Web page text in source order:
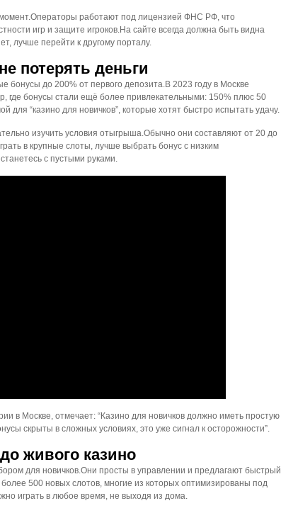
работают под лицензией ФНС РФ, что
игр и защите игроков.На сайте всегда должна быть видна
лучше перейти к другому порталу.
потерять деньги
бонусы до 200% от первого депозита.В 2023 году в Москве
где бонусы стали ещё более привлекательными: 150% плюс 50
для “казино для новичков”, которые хотят быстро испытать удачу.
изучить условия отыгрыша.Обычно они составляют от 20 до
в крупные слоты, лучше выбрать бонус с низким
с пустыми руками.
в Москве, отмечает: “Казино для новичков должно иметь простую
скрыты в сложных условиях, это уже сигнал к осторожности”.
живого казино
для новичков.Они просты в управлении и предлагают быстрый
более 500 новых слотов, многие из которых оптимизированы под
играть в любое время, не выходя из дома.